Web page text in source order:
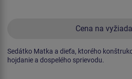
Cena na
Sedátko Matka a dieťa, ktorého
hojdanie a dospelého sprievodu.